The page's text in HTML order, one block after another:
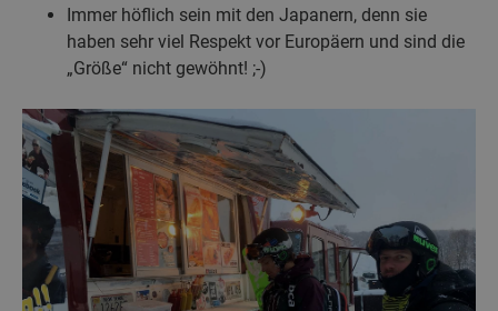
Immer höflich sein mit den Japanern, denn sie
haben sehr viel Respekt vor Europäern und sind die
„Größe“ nicht gewöhnt! ;-)